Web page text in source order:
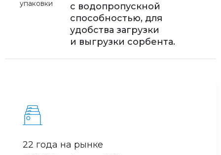
упаковки
с водопропускной
способностью, для
удобства загрузки
и выгрузки сорбента.
22 года на рынке